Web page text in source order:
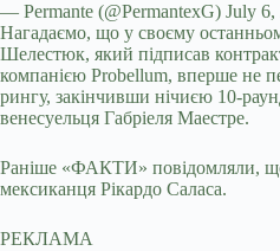
— Permante (@PermantexG) July 6,
Нагадаємо, що у своєму
Шелестюк, який підписав
компанією Probellum, вперше не
рингу, закінчивши нічиєю 10-
венесуельця Габріеля Маестре.
Раніше «ФАКТИ» повідомляли,
мексиканця Рікардо Саласа.
РЕКЛАМА